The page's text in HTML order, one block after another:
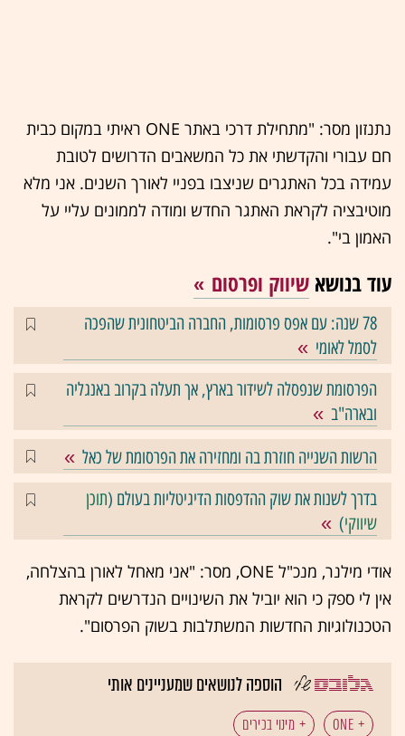
נתנזון מסר: "מתחילת דרכי באתר ONE ראיתי במקום כבית
חם עבורי והקדשתי את כל המשאבים הדרושים לטובת
עמידה בכל האתגרים שניצבו בפניי לאורך השנים. אני מלא
מוטיבציה לקראת האתגר החדש ומודה לממונים עליי על
האמון בי".
עוד בנושא שיווק ופרסום
78 שנה: עם אפס פרסומות, החברה הביטחונית שהפכה
לסמל לאומי
הפרסומת שנפסלה לשידור בארץ, אך תעלה בקרוב באנגליה
ובארה"ב
הרשות השנייה חוזרת בה ומחזירה את הפרסומת של כאל
בדרך לשנות את שוק ההדפסות הדיגיטליות בעולם (תוכן
שיווקי)
אודי מילנר, מנכ"ל ONE, מסר: "אני מאחל לאורן בהצלחה,
אין לי ספק כי הוא יוביל את השינויים הנדרשים לקראת
הטכנולוגיות החדשות המשתלבות בשוק הפרסום".
הוספה לנושאים שמעניינים אותי
ONE מינוי בכירים